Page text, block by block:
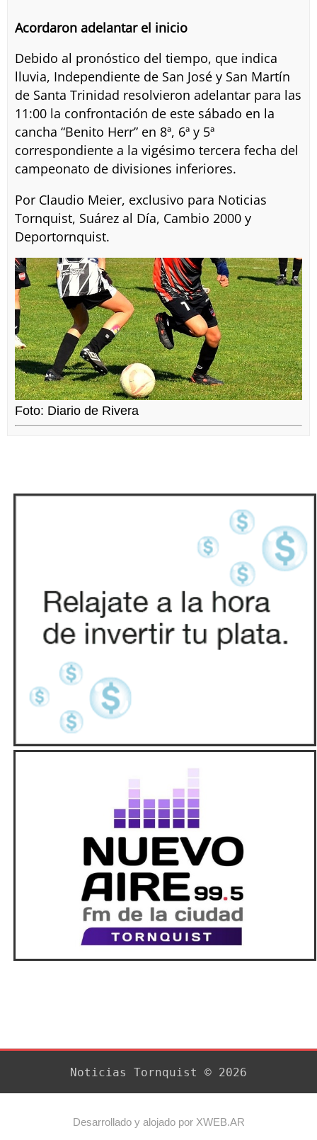
Acordaron adelantar el inicio
Debido al pronóstico del tiempo, que indica
lluvia, Independiente de San José y San Martín
de Santa Trinidad resolvieron adelantar para las
11:00 la confrontación de este sábado en la
cancha “Benito Herr” en 8ª, 6ª y 5ª
correspondiente a la vigésimo tercera fecha del
campeonato de divisiones inferiores.
Por Claudio Meier, exclusivo para Noticias
Tornquist, Suárez al Día, Cambio 2000 y
Deportornquist.
Foto: Diario de Rivera
Noticias Tornquist © 2026
Desarrollado y alojado por XWEB.AR